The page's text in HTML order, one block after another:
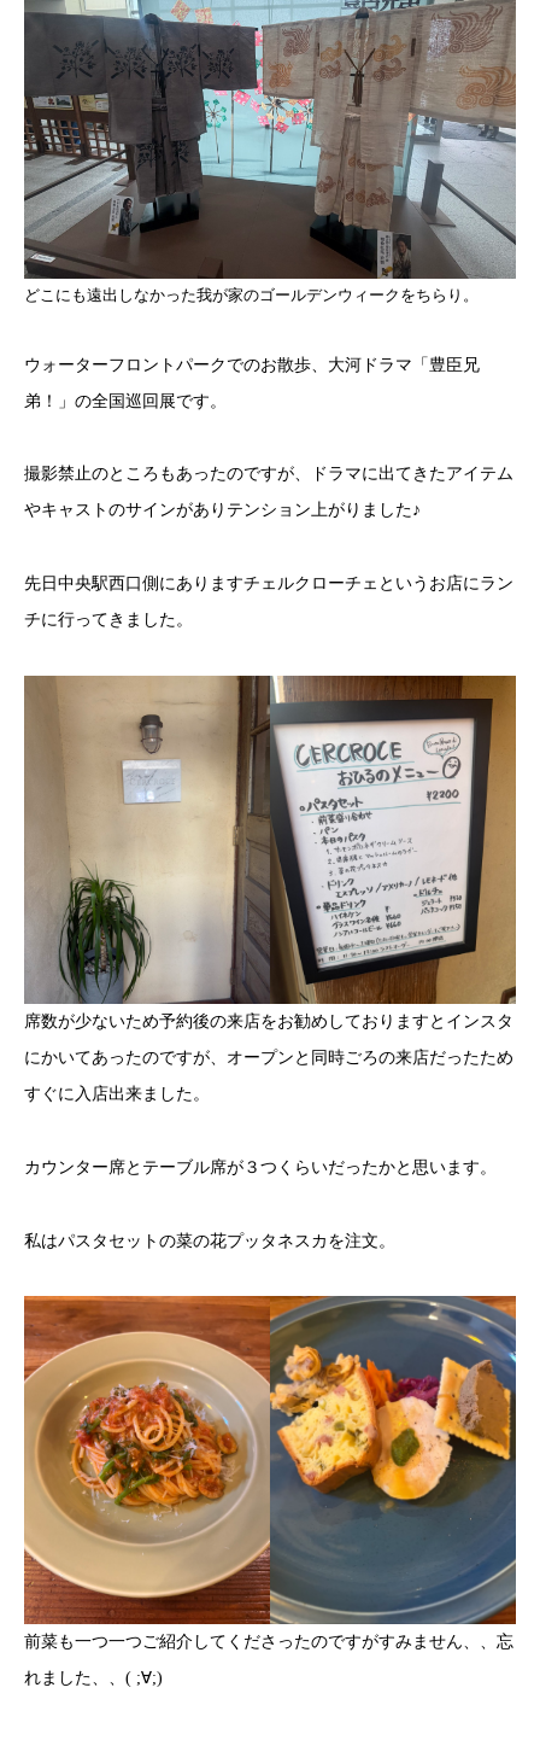
どこにも遠出しなかった我が家のゴールデンウィークをちらり。
ウォーターフロントパークでのお散歩、大河ドラマ「豊臣兄
弟！」の全国巡回展です。
撮影禁止のところもあったのですが、ドラマに出てきたアイテム
やキャストのサインがありテンション上がりました♪
先日中央駅西口側にありますチェルクローチェというお店にラン
チに行ってきました。
席数が少ないため予約後の来店をお勧めしておりますとインスタ
にかいてあったのですが、オープンと同時ごろの来店だったため
すぐに入店出来ました。
カウンター席とテーブル席が３つくらいだったかと思います。
私はパスタセットの菜の花プッタネスカを注文。
前菜も一つ一つご紹介してくださったのですがすみません、、忘
れました、、( ;∀;)